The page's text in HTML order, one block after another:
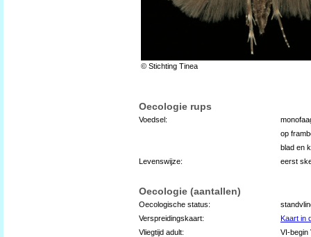
© Stichting Tinea
Oecologie rups
Voedsel:
op
blad en
Levenswijze:
eerst
Oecologie (aantallen)
Oecologische status:
Verspreidingskaart:
Kaart in
Vliegtijd adult:
VI-begin